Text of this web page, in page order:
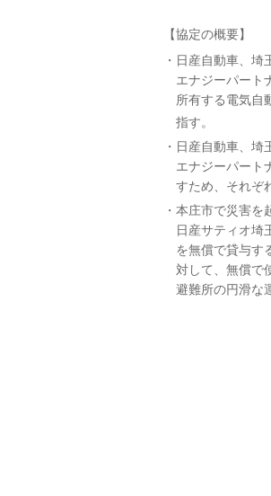
【協定の概要】
日産自動車、埼
エナジーパート
所有する電気自
指す。
日産自動車、埼
エナジーパート
すため、それぞ
本庄市で災害を
日産サティオ埼
を無償で貸与す
対して、無償で
避難所の円滑な